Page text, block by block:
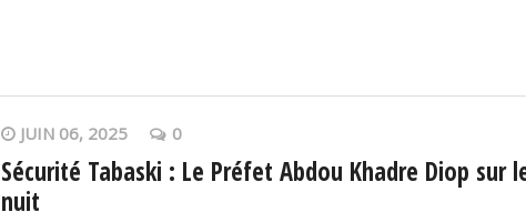
JUIN 06, 2025 0
Sécurité Tabaski : Le Préfet Abdou Khadre Diop sur
nuit